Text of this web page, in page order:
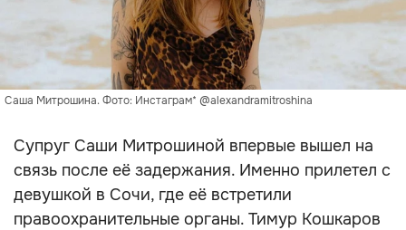
Саша Митрошина. Фото: Инстаграм* @alexandramitroshina
Супруг Саши Митрошиной впервые вышел на
связь после её задержания. Именно прилетел с
девушкой в Сочи, где её встретили
правоохранительные органы. Тимур Кошкаров